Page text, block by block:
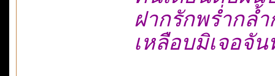
ฝากรักพร่ำกล้
เหลือบมิเจอจั